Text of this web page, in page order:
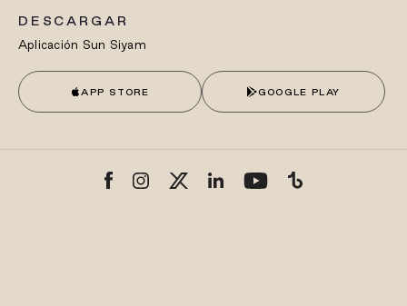
DESCARGAR
Aplicación Sun Siyam
APP STORE GOOGLE PLAY